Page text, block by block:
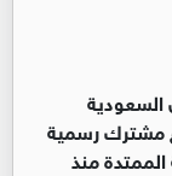
السعودية
مشترك رسمية
منذ